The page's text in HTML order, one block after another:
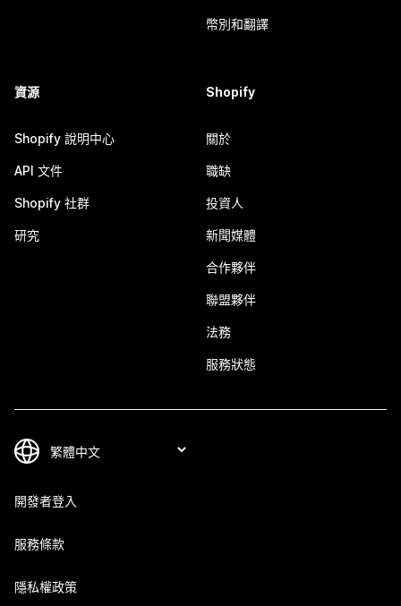
幣別和翻譯
資源
Shopify 說明中心
API 文件
Shopify 社群
研究
Shopify
關於
職缺
投資人
新聞媒體
合作夥伴
聯盟夥伴
法務
服務狀態
開發者登入
服務條款
隱私權政策